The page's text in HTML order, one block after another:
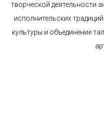
творческой деятельности
исполнительских
культуры и объединение